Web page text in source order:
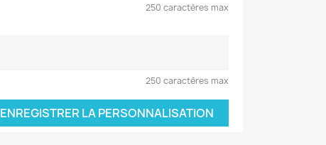
250 caractères max
250 caractères max
ENREGISTRER LA PERSONNALISATION